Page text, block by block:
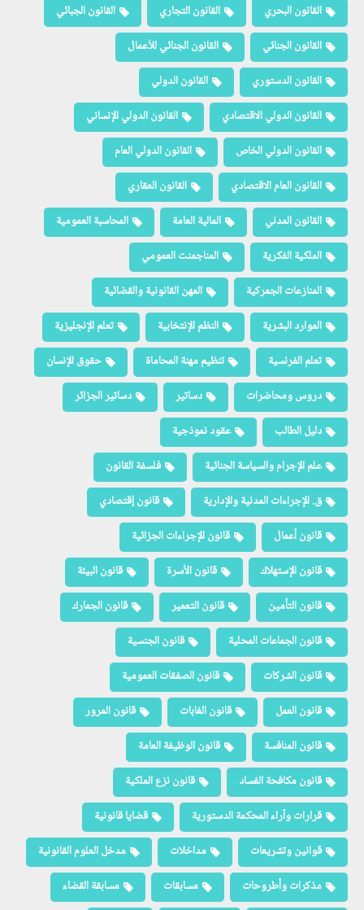
القانون البحري القانون التجاري
القانون الجبائي
القانون الجنائي
القانون الجنائي للأعمال
القانون الدستوري
القانون الدولي
القانون الدولي الاقتصادي
القانون الدولي الإنساني
القانون الدولي الخاص
القانون الدولي العام
القانون العام الاقتصادي
القانون العقاري
القانون المدني
المالية العامة
المحاسبة العمومية
الملكية الفكرية
المناجمنت العمومي
المنازعات الجمركية
المهن القانونية والقضائية
الموارد البشرية
النظم الإنتخابية
تعلم الإنجليزية
تعلم الفرنسية
تنظيم مهنة المحاماة
حقوق الإنسان
دروس ومحاضرات
دساتير
دساتير الجزائر
دليل الطالب
عقود نموذجية
علم الإجرام والسياسة الجنائية
فلسفة القانون
ق. الإجراءات المدنية والإدارية
قانون إقتصادي
قانون أعمال
قانون الإجراءات الجزائية
قانون الإستهلاك
قانون الأسرة
قانون البيئة
قانون التأمين
قانون التعمير
قانون الجمارك
قانون الجماعات المحلية
قانون الجنسية
قانون الشركات
قانون الصفقات العمومية
قانون العمل
قانون الغابات
قانون المرور
قانون المنافسة
قانون الوظيفة العامة
قانون مكافحة الفساد
قانون نزع الملكية
قرارات وآراء المحكمة الدستورية
قضايا قانونية
قوانين وتشريعات
مداخلات
مدخل العلوم القانونية
مذكرات وأطروحات
مسابقات
مسابقة القضاء